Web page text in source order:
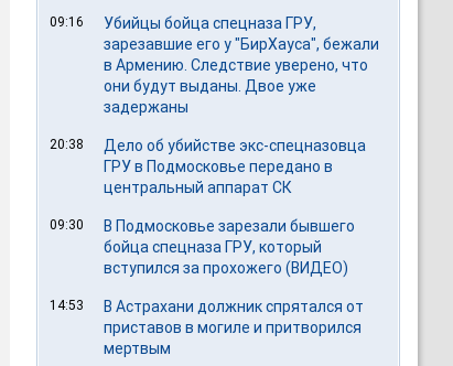
09:16
Убийцы бойца спецназа ГРУ,
зарезавшие его у "БирХауса", бежали
в Армению. Следствие уверено, что
они будут выданы. Двое уже
задержаны
20:38
Дело об убийстве экс-спецназовца
ГРУ в Подмосковье передано в
центральный аппарат СК
09:30
В Подмосковье зарезали бывшего
бойца спецназа ГРУ, который
вступился за прохожего (ВИДЕО)
14:53
В Астрахани должник спрятался от
приставов в могиле и притворился
мертвым